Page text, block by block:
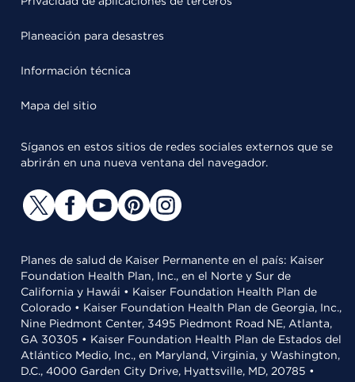
Planeación para desastres
Información técnica
Mapa del sitio
Síganos en estos sitios de redes sociales externos que se
abrirán en una nueva ventana del navegador.
Planes de salud de Kaiser Permanente en el país: Kaiser
Foundation Health Plan, Inc., en el Norte y Sur de
California y Hawái • Kaiser Foundation Health Plan de
Colorado • Kaiser Foundation Health Plan de Georgia, Inc.,
Nine Piedmont Center, 3495 Piedmont Road NE, Atlanta,
GA 30305 • Kaiser Foundation Health Plan de Estados del
Atlántico Medio, Inc., en Maryland, Virginia, y Washington,
D.C., 4000 Garden City Drive, Hyattsville, MD, 20785 •